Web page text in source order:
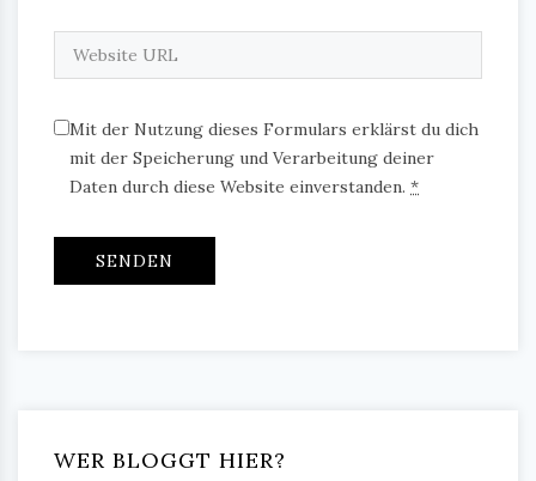
Mit der Nutzung dieses Formulars erklärst du dich
mit der Speicherung und Verarbeitung deiner
Daten durch diese Website einverstanden. *
WER BLOGGT HIER?